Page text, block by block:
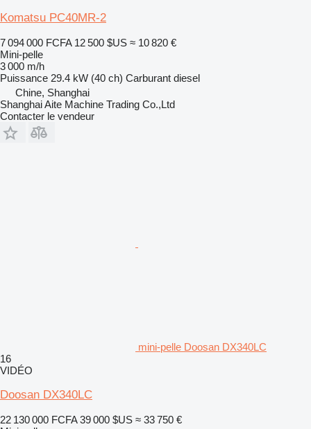
Komatsu PC40MR-2
7 094 000 FCFA 12 500 $US ≈ 10 820 €
Mini-pelle
3 000 m/h
Puissance 29.4 kW (40 ch) Carburant diesel
Chine, Shanghai
Shanghai Aite Machine Trading Co.,Ltd
Contacter le vendeur
mini-pelle Doosan DX340LC
16
VIDÉO
Doosan DX340LC
22 130 000 FCFA 39 000 $US ≈ 33 750 €